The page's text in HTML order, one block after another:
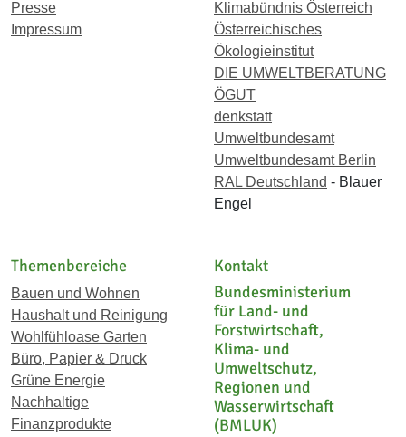
Presse
Impressum
Klimabündnis Österreich
Österreichisches
Ökologieinstitut
DIE UMWELTBERATUNG
ÖGUT
denkstatt
Umweltbundesamt
Umweltbundesamt Berlin
RAL Deutschland - Blauer
Engel
Themenbereiche
Bauen und Wohnen
Haushalt und Reinigung
Wohlfühloase Garten
Büro, Papier & Druck
Grüne Energie
Nachhaltige
Finanzprodukte
Kontakt
Bundesministerium
für Land- und
Forstwirtschaft,
Klima- und
Umweltschutz,
Regionen und
Wasserwirtschaft
(BMLUK)